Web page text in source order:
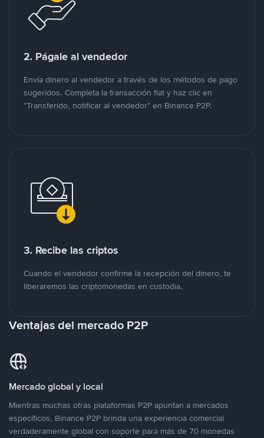
2. Págale al vendedor
Envía dinero al vendedor a través de los métodos de pago
sugeridos. Completa la transacción fiat y haz clic en
"Transferido, notificar al vendedor" en Binance P2P.
3. Recibe las criptos
Cuando el vendedor confirme la recepción del dinero, te
liberaremos las criptomonedas en custodia.
Ventajas del mercado P2P
Mercado global y local
Mientras muchas otras plataformas P2P apuntan a mercados
específicos, Binance P2P brinda una experiencia comercial
verdaderamente global con soporte para más de 70 monedas